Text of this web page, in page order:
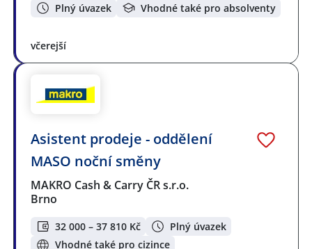
Plný úvazek Vhodné také pro absolventy
včerejší
Asistent prodeje - oddělení
MASO noční směny
MAKRO Cash & Carry ČR s.r.o.
Brno
32 000 – 37 810 Kč
Plný úvazek
Vhodné také pro cizince